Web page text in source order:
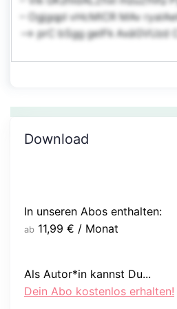
– OgjgqpI vHcMlCR MAv
–> prC bSgg gelFk AxäGVUzd
Download
In unseren Abos enthalten:
ab 11,99 € / Monat
Als Autor*in kannst Du...
Dein Abo kostenlos erhalten!